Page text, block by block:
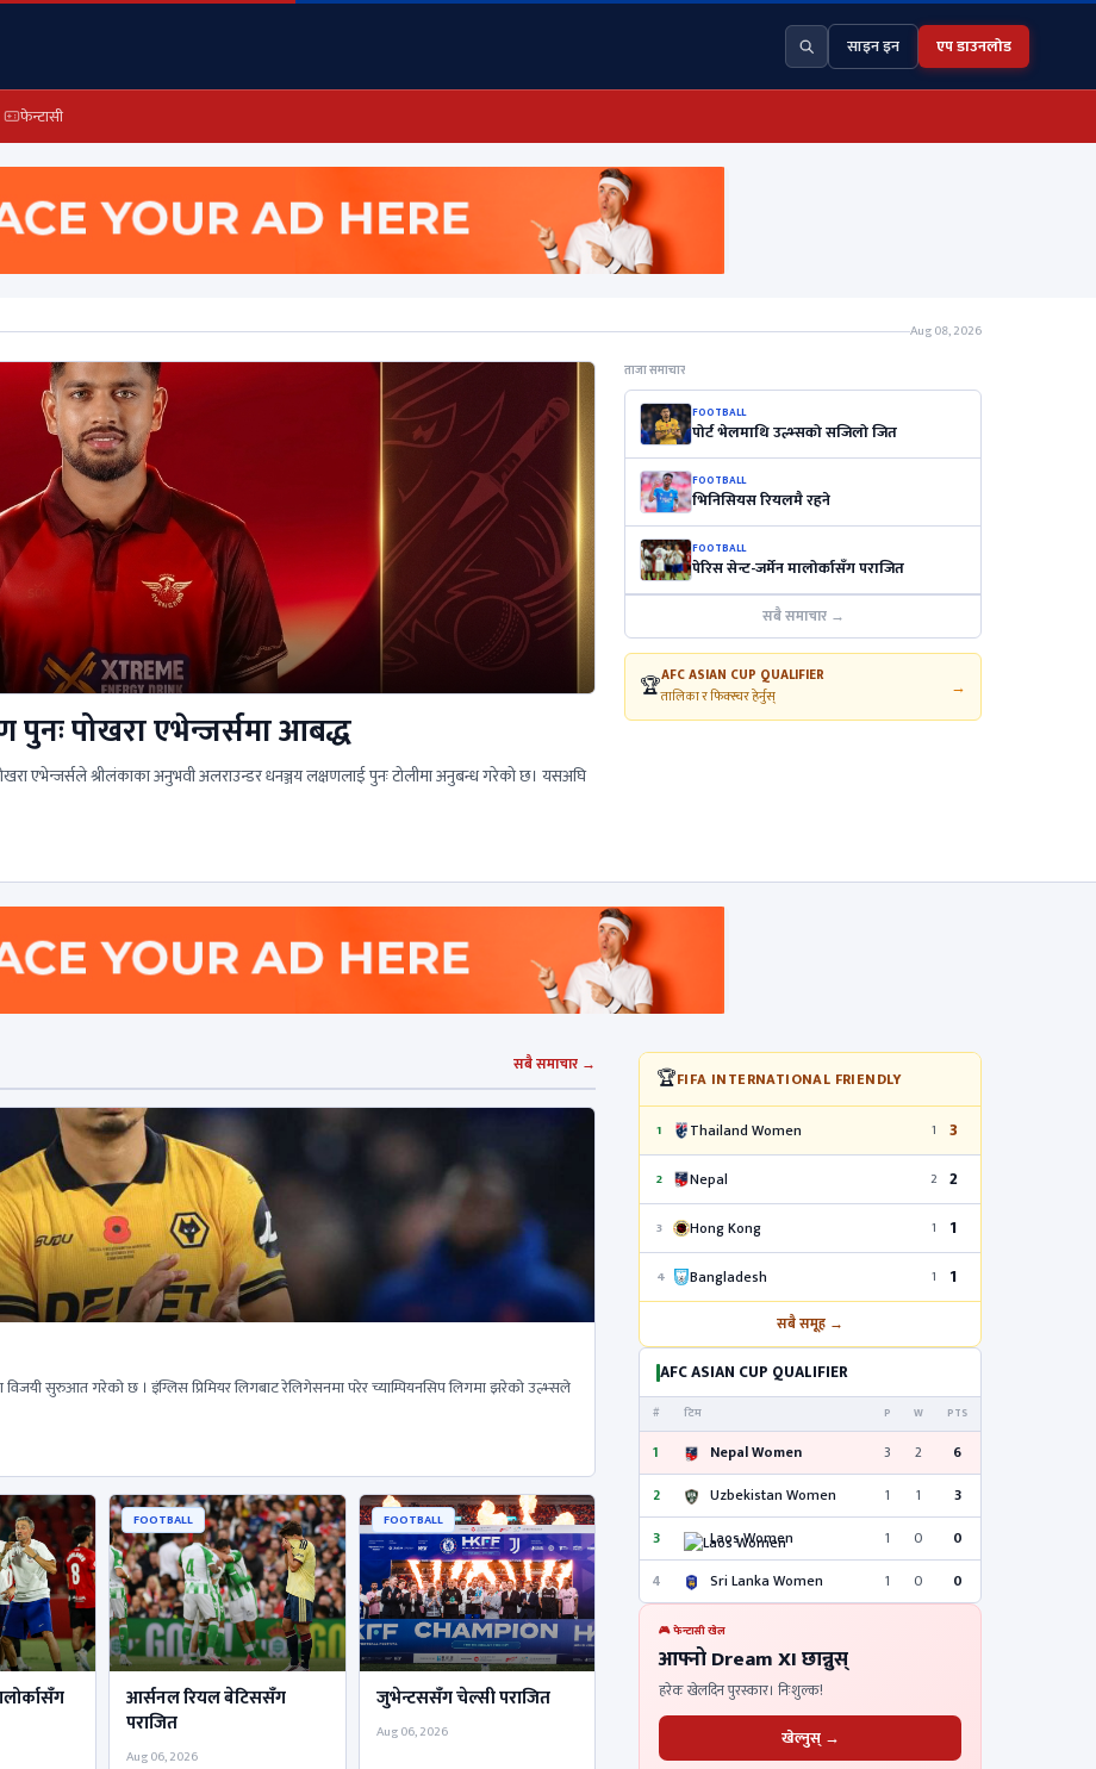
साइन इन एप डाउनलोड
फेन्टासी
Aug 08, 2026
पुनः पोखरा एभेन्जर्समा आबद्ध
एभेन्जर्सले श्रीलंकाका अनुभवी अलराउन्डर धनञ्जय लक्षणलाई पुनः टोलीमा अनुबन्ध गरेको छ। यसअघि
ताजा समाचार
FOOTBALL
पोर्ट भेलमाथि उल्भ्सको सजिलो जित
FOOTBALL
भिनिसियस रियलमै रहने
FOOTBALL
पेरिस सेन्ट-जर्मेन मालोर्कासँग पराजित
सबै समाचार →
🏆AFC ASIAN CUP QUALIFIER
तालिका र फिक्स्चर हेर्नुस्
→
सबै समाचार →
सुरुआत गरेको छ । इंग्लिस प्रिमियर लिगबाट रेलिगेसनमा परेर च्याम्पियनसिप लिगमा झरेको उल्भ्सले
FOOTBALL
आर्सनल रियल बेटिससँग
पराजित
Aug 06, 2026
FOOTBALL
जुभेन्टससॅंग चेल्सी पराजित
Aug 06, 2026
🏆FIFA INTERNATIONAL FRIENDLY
1 Thailand Women 1 3
2 Nepal 2 2
3 Hong Kong 1 1
4 Bangladesh 1 1
सबै समूह →
AFC ASIAN CUP QUALIFIER
# टिम P W PTS
1 Nepal Women 3 2
6
2
Uzbekistan Women 1 1
3
3
Laos Women 1 0
0
4
Sri Lanka Women 1 0 0
🎮 फेन्टासी खेल
आफ्नो Dream XI छान्नुस्
हरेक खेलदिन पुरस्कार। निःशुल्क!
खेल्नुस् →